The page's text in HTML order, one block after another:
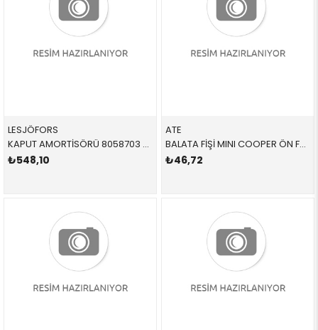
LESJÖFORS
KAPUT AMORTİSÖRÜ 8058703 51237300567 51237300567 F55 SAĞ-SOL 2015-
₺548,10
ATE
BALATA FİŞİ MINI COOPER ÖN F55 F56 F57 F60 F55 F56 CABRİO COUNTRYMAN 2013- 34356887151 WK0941
₺46,72